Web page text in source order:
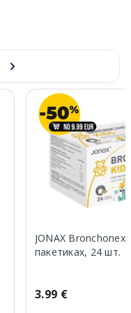
JONAX Bronchonex
пакетиках, 24 шт.
3.99 €